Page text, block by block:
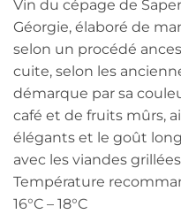
Vin du cépage de
Géorgie, élaboré de
selon un procédé
cuite, selon les
démarque par sa
café et de fruits mûrs,
élégants et le goût
avec les viandes
Température
16°C – 18°C